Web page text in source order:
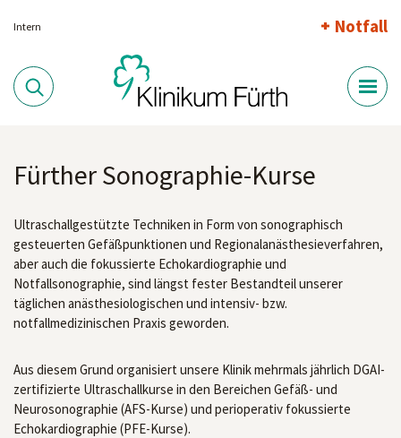
Intern Notfall
Fürther Sonographie-Kurse
Ultraschallgestützte Techniken in Form von sonographisch
gesteuerten Gefäßpunktionen und Regionalanästhesieverfahren,
aber auch die fokussierte Echokardiographie und
Notfallsonographie, sind längst fester Bestandteil unserer
täglichen anästhesiologischen und intensiv- bzw.
notfallmedizinischen Praxis geworden.
Aus diesem Grund organisiert unsere Klinik mehrmals jährlich DGAI-
zertifizierte Ultraschallkurse in den Bereichen Gefäß- und
Neurosonographie (AFS-Kurse) und perioperativ fokussierte
Echokardiographie (PFE-Kurse).